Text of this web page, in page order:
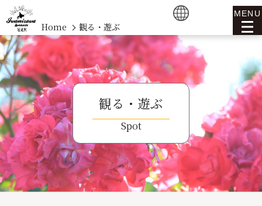
MENU
Home 観る・遊ぶ
観る・遊ぶ
Spot